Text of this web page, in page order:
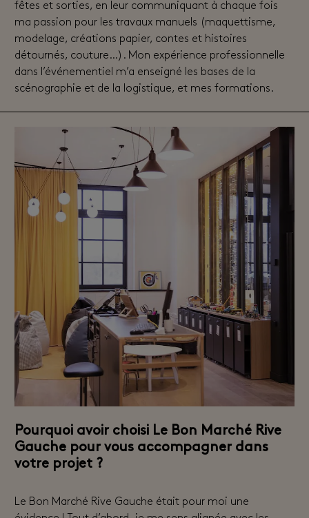
fêtes et sorties, en leur communiquant à chaque fois
ma passion pour les travaux manuels (maquettisme,
modelage, créations papier, contes et histoires
détournés, couture…). Mon expérience professionnelle
dans l’événementiel m’a enseigné les bases de la
scénographie et de la logistique, et mes formations.
Pourquoi avoir choisi Le Bon Marché Rive
Gauche pour vous accompagner dans
votre projet ?
Le Bon Marché Rive Gauche était pour moi une